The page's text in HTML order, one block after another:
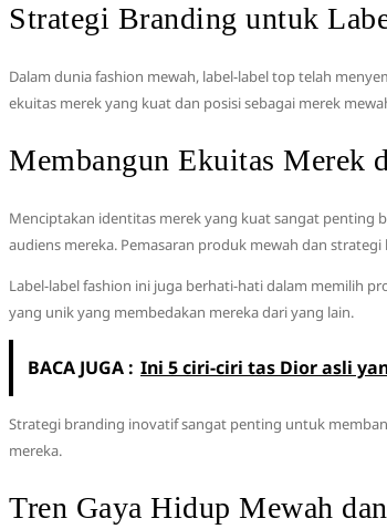
Strategi Branding untuk
Dalam dunia fashion mewah, label-label top telah
ekuitas merek yang kuat dan posisi sebagai merek
Membangun Ekuitas Merek
Menciptakan identitas merek yang kuat sangat penting
audiens mereka. Pemasaran produk mewah dan
Label-label fashion ini juga berhati-hati dalam memilih
yang unik yang membedakan mereka dari yang lain.
BACA JUGA : Ini 5 ciri-ciri tas Dior asli
Strategi branding inovatif sangat penting untuk
mereka.
Tren Gaya Hidup Mewah